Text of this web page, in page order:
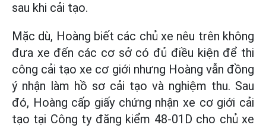
sau khi cải tạo.
Mặc dù, Hoàng biết các chủ xe nêu trên không
đưa xe đến các cơ sở có đủ điều kiện để thi
công cải tạo xe cơ giới nhưng Hoàng vẫn đồng
ý nhận làm hồ sơ cải tạo và nghiệm thu. Sau
đó, Hoàng cấp giấy chứng nhận xe cơ giới cải
tạo tại Công ty đăng kiểm 48-01D cho chủ xe